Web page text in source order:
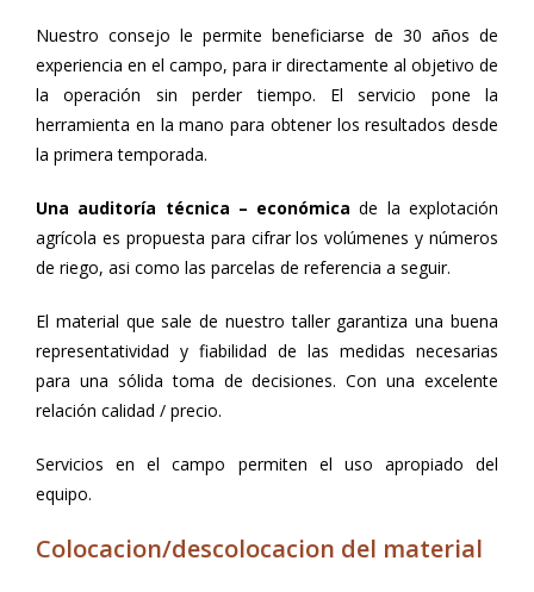
Nuestro consejo le permite beneficiarse de 30 años de
experiencia en el campo, para ir directamente al objetivo de
la operación sin perder tiempo. El servicio pone la
herramienta en la mano para obtener los resultados desde
la primera temporada.
Una auditoría técnica – económica de la explotación
agrícola es propuesta para cifrar los volúmenes y números
de riego, asi como las parcelas de referencia a seguir.
El material que sale de nuestro taller garantiza una buena
representatividad y fiabilidad de las medidas necesarias
para una sólida toma de decisiones. Con una excelente
relación calidad / precio.
Servicios en el campo permiten el uso apropiado del
equipo.
Colocacion/descolocacion del material